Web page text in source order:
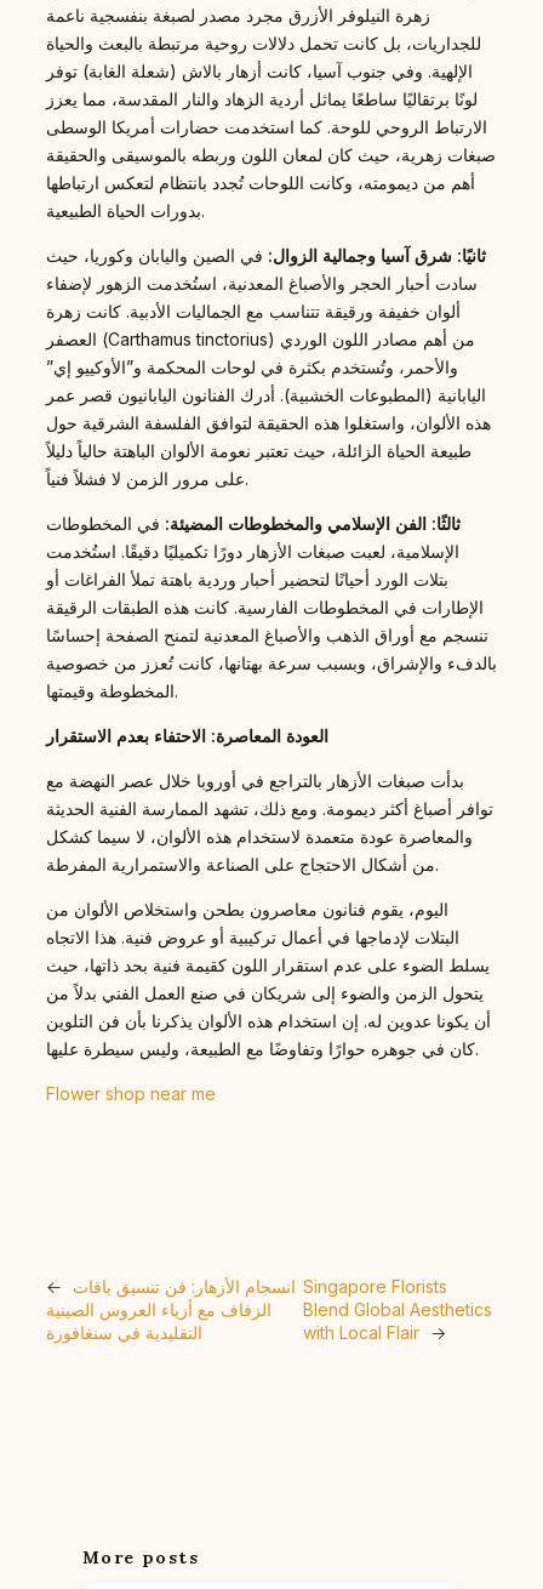
زهرة النيلوفر الأزرق مجرد مصدر لصبغة بنفسجية ناعمة
للجداريات، بل كانت تحمل دلالات روحية مرتبطة بالبعث والحياة
الإلهية. وفي جنوب آسيا، كانت أزهار بالاش (شعلة الغابة) توفر
لونًا برتقاليًا ساطعًا يماثل أردية الزهاد والنار المقدسة، مما يعزز
الارتباط الروحي للوحة. كما استخدمت حضارات أمريكا الوسطى
صبغات زهرية، حيث كان لمعان اللون وربطه بالموسيقى والحقيقة
أهم من ديمومته، وكانت اللوحات تُجدد بانتظام لتعكس ارتباطها
بدورات الحياة الطبيعية.
ثانيًا: شرق آسيا وجمالية الزوال: في الصين واليابان وكوريا، حيث
سادت أحبار الحجر والأصباغ المعدنية، استُخدمت الزهور لإضفاء
ألوان خفيفة ورقيقة تتناسب مع الجماليات الأدبية. كانت زهرة
العصفر (Carthamus tinctorius) من أهم مصادر اللون الوردي
والأحمر، وتُستخدم بكثرة في لوحات المحكمة و”الأوكييو إي”
اليابانية (المطبوعات الخشبية). أدرك الفنانون اليابانيون قصر عمر
هذه الألوان، واستغلوا هذه الحقيقة لتوافق الفلسفة الشرقية حول
طبيعة الحياة الزائلة، حيث تعتبر نعومة الألوان الباهتة حالياً دليلاً
على مرور الزمن لا فشلاً فنياً.
ثالثًا: الفن الإسلامي والمخطوطات المضيئة: في المخطوطات
الإسلامية، لعبت صبغات الأزهار دورًا تكميليًا دقيقًا. استُخدمت
بتلات الورد أحيانًا لتحضير أحبار وردية باهتة تملأ الفراغات أو
الإطارات في المخطوطات الفارسية. كانت هذه الطبقات الرقيقة
تنسجم مع أوراق الذهب والأصباغ المعدنية لتمنح الصفحة إحساسًا
بالدفء والإشراق، وبسبب سرعة بهتانها، كانت تُعزز من خصوصية
المخطوطة وقيمتها.
العودة المعاصرة: الاحتفاء بعدم الاستقرار
بدأت صبغات الأزهار بالتراجع في أوروبا خلال عصر النهضة مع
توافر أصباغ أكثر ديمومة. ومع ذلك، تشهد الممارسة الفنية الحديثة
والمعاصرة عودة متعمدة لاستخدام هذه الألوان، لا سيما كشكل
من أشكال الاحتجاج على الصناعة والاستمرارية المفرطة.
اليوم، يقوم فنانون معاصرون بطحن واستخلاص الألوان من
البتلات لإدماجها في أعمال تركيبية أو عروض فنية. هذا الاتجاه
يسلط الضوء على عدم استقرار اللون كقيمة فنية بحد ذاتها، حيث
يتحول الزمن والضوء إلى شريكان في صنع العمل الفني بدلاً من
أن يكونا عدوين له. إن استخدام هذه الألوان يذكرنا بأن فن التلوين
كان في جوهره حوارًا وتفاوضًا مع الطبيعة، وليس سيطرة عليها.
Flower shop near me
←
انسجام الأزهار: فن تنسيق باقات
الزفاف مع أزياء العروس الصينية
التقليدية في سنغافورة
Singapore Florists
Blend Global Aesthetics
with Local Flair
→
More posts